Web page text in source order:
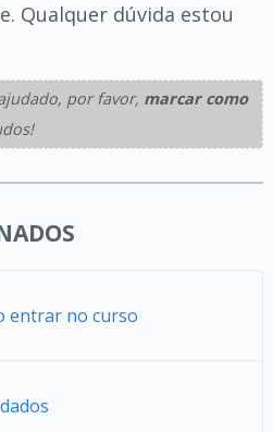
Qualquer dúvida estou
por favor, marcar como
entrar no curso